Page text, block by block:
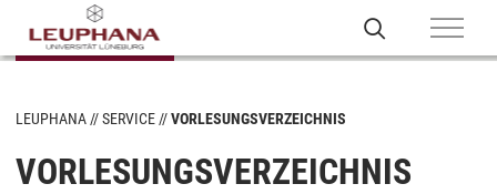
LEUPHANA SERVICE VORLESUNGSVERZEICHNIS
VORLESUNGSVERZEICHNIS